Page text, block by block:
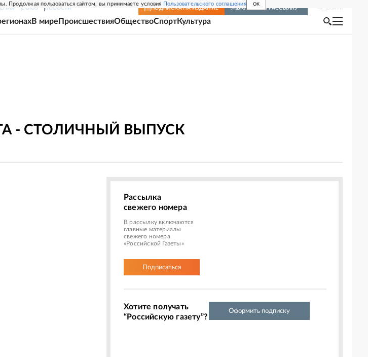
Продолжая пользоваться сайтом, вы принимаете условия Пользовательского соглашения OK
СОЮЗ НОВОСТИ ПОДПИСКА НА ИЗДАНИЕ ВКЛЮЧИТЬ РАССЫЛКУ
В мире ПроисшествияОбществоСпортКультура
- СТОЛИЧНЫЙ ВЫПУСК
Рассылка
свежего номера
В рассылку включаются
главные материалы
свежего номера
«Российской Газеты»
Подписаться
Хотите получать
“Российскую газету”?
Оформить подписку